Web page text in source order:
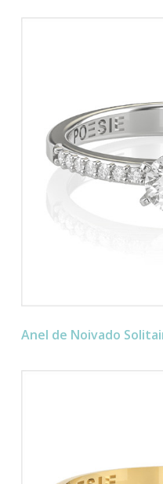
Anel de Noivado